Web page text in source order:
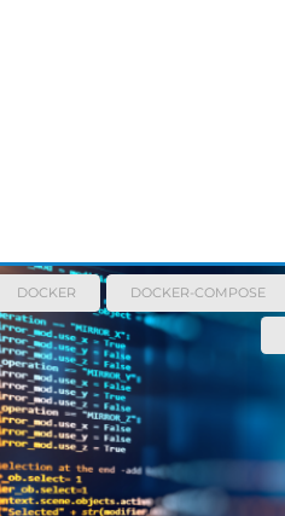
DOCKER DOCKER-COMPOSE